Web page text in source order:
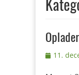
Udgivet
11.